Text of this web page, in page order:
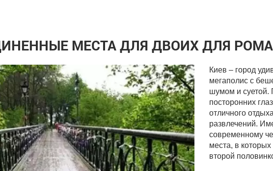
Мост метро
МЕСТА ДЛЯ ДВОИХ ДЛЯ
Киев – город
мегаполис с
шумом и суетой.
посторонних
отличного
развлечений.
современному
места, в
второй